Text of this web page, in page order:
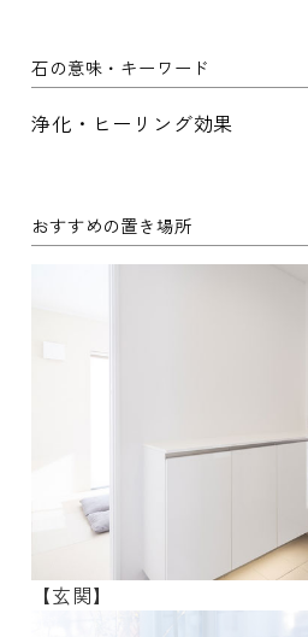
石の意味・キーワード
浄化・ヒーリング効果
おすすめの置き場所
【玄関】